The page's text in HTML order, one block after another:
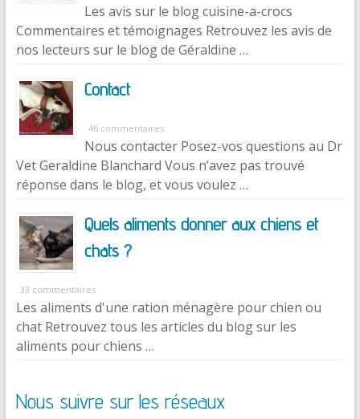
Les avis sur le blog cuisine-a-crocs
Commentaires et témoignages Retrouvez les avis de
nos lecteurs sur le blog de Géraldine …
Contact
46 commentaires
Nous contacter Posez-vos questions au Dr
Vet Geraldine Blanchard Vous n’avez pas trouvé
réponse dans le blog, et vous voulez …
Quels aliments donner aux chiens et
chats ?
33 commentaires
Les aliments d'une ration ménagère pour chien ou
chat Retrouvez tous les articles du blog sur les
aliments pour chiens …
Nous suivre sur les réseaux